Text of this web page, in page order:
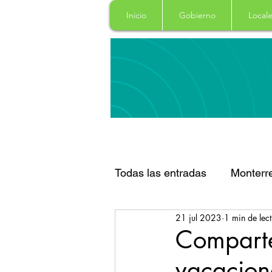
Inicio Gobierno
Todas las entradas
Santa Catarina San
21 jul 2023 1 min de